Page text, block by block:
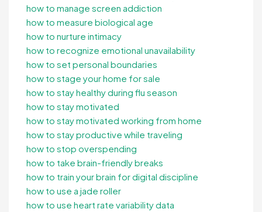
how to manage screen addiction
how to measure biological age
how to nurture intimacy
how to recognize emotional unavailability
how to set personal boundaries
how to stage your home for sale
how to stay healthy during flu season
how to stay motivated
how to stay motivated working from home
how to stay productive while traveling
how to stop overspending
how to take brain-friendly breaks
how to train your brain for digital discipline
how to use a jade roller
how to use heart rate variability data